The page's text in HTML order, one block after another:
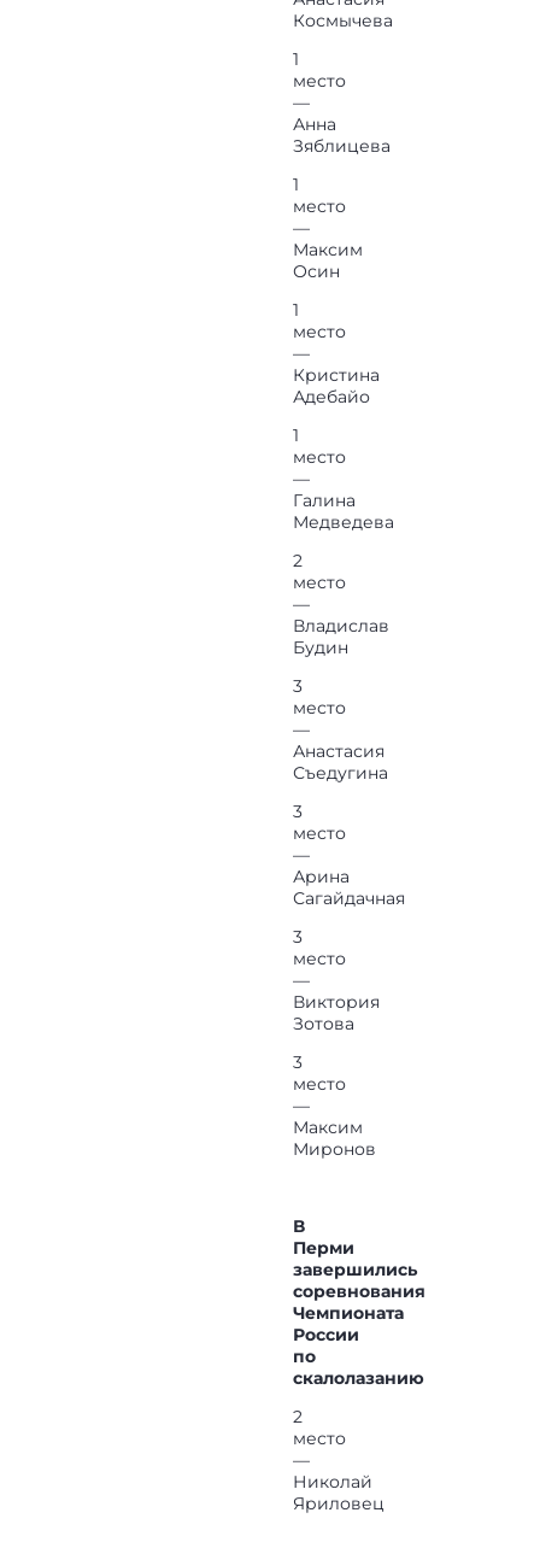
Космычева
1
место
—
Анна
Зяблицева
1
место
—
Максим
Осин
1
место
—
Кристина
Адебайо
1
место
—
Галина
Медведева
2
место
—
Владислав
Будин
3
место
—
Анастасия
Съедугина
3
место
—
Арина
Сагайдачная
3
место
—
Виктория
Зотова
3
место
—
Максим
Миронов
В
Перми
завершились
соревнования
Чемпионата
России
по
скалолазанию
2
место
—
Николай
Яриловец